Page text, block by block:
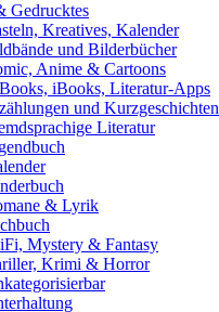
Gedrucktes
Kreatives, Kalender
und Bilderbücher
Anime & Cartoons
iBooks, Literatur-Apps
und Kurzgeschichten
Literatur
& Lyrik
Mystery & Fantasy
Krimi & Horror